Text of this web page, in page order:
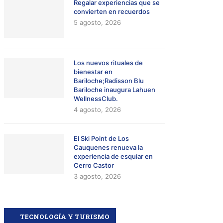
Regalar experiencias que se
convierten en recuerdos
5 agosto, 2026
Los nuevos rituales de
bienestar en
Bariloche;Radisson Blu
Bariloche inaugura Lahuen
WellnessClub.
4 agosto, 2026
El Ski Point de Los
Cauquenes renueva la
experiencia de esquiar en
Cerro Castor
3 agosto, 2026
TECNOLOGÍA Y TURISMO